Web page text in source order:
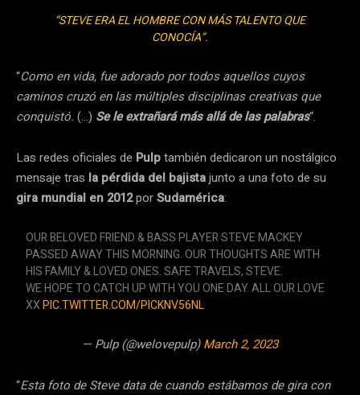
“STEVE ERA EL HOMBRE CON MÁS TALENTO QUE
CONOCÍA”.
“Como en vida, fue adorado por todos aquellos cuyos
caminos cruzó en las múltiples disciplinas creativas que
conquistó. (…) Se le extrañará más allá de las palabras“.
Las redes oficiales de Pulptambién dedicaron un nostálgico
mensaje tras la pérdida del bajistajunto a una foto de su
gira mundial en 2012porSudamérica:
OUR BELOVED FRIEND & BASS PLAYER STEVE MACKEY
PASSED AWAY THIS MORNING. OUR THOUGHTS ARE WITH
HIS FAMILY & LOVED ONES. SAFE TRAVELS, STEVE.
WE HOPE TO CATCH UP WITH YOU ONE DAY. ALL OUR LOVE
XXPIC.TWITTER.COM/PICKNV56NL
— Pulp (@welovepulp)March 2, 2023
“Esta foto de Steve data de cuando estábamos de gira con